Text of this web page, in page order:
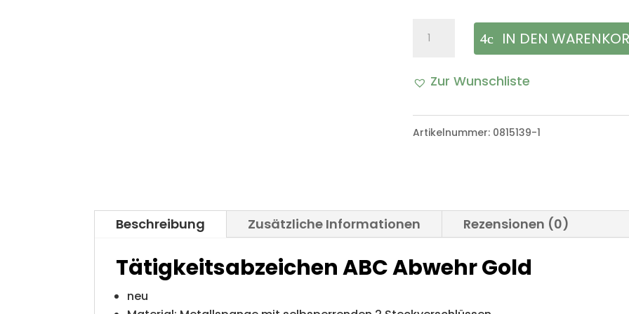
Tätigkeitsabzeichen
Abwehr
Bundeswehr
IN DEN
Zur Wunschliste
l
r
n
a
Artikelnummer: 0815139-1
Beschreibung Zusätzliche Informationen Rezensionen (0)
Tätigkeitsabzeichen ABC Abwehr Gold
neu